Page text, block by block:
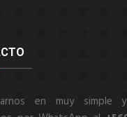
en muy simple